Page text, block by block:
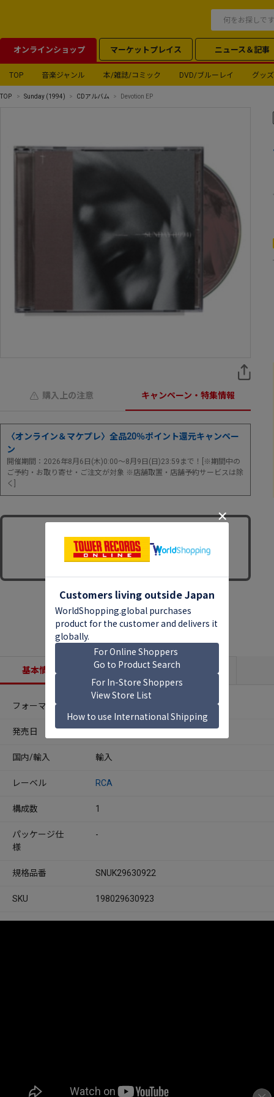
オンラインショップ マーケットプレイス ニュース＆記事
TOP 音楽ジャンル 本/雑誌/コミック DVD/ブルーレイ グッズ
TOP Sunday (1994) CDアルバム Devotion EP
購入上の注意 キャンペーン・特集情報
〈オンライン＆マケプレ〉全品20％ポイント還元キャンペー
ン
開催期間：2026年8月6日(木)0:00～8月9日(日)23:59まで！[※期間中の
ご予約・お取り寄せ・ご注文が対象 ※店舗取置・店舗予約サービスは除
く]
基本情報 収録内容
フォーマット
発売日 2025年10月17日
国内/輸入 輸入
レーベル RCA
構成数 1
パッケージ仕
様
-
規格品番 SNUK29630922
SKU 198029630923